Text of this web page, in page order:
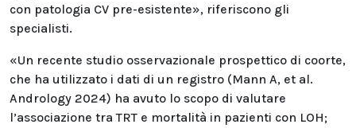
con patologia CV pre-esistente», riferiscono gli
specialisti.
«Un recente studio osservazionale prospettico di coorte,
che ha utilizzato i dati di un registro (Mann A, et al.
Andrology 2024) ha avuto lo scopo di valutare
l’associazione tra TRT e mortalità in pazienti con LOH;